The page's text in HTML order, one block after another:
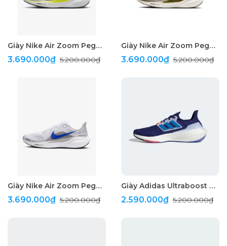
Giày Nike Air Zoom Pegasus 41 Running " White/Green "
3.690.000₫ 5.200.000₫
Giày Nike Air Zoom Pegasus 41 Running " Purple/Blue "
3.690.000₫ 5.200.000₫
Giày Nike Air Zoom Pegasus 41 Running " White "
3.690.000₫ 5.200.000₫
Giày Adidas Ultraboost 22 "Blue Rush"
2.590.000₫ 5.200.000₫